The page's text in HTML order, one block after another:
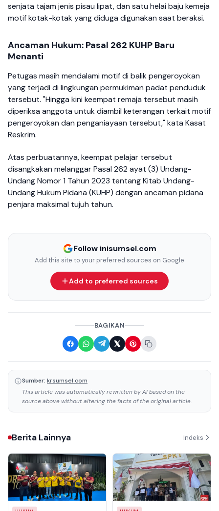
senjata tajam jenis pisau lipat, dan satu helai baju kemeja
motif kotak-kotak yang diduga digunakan saat beraksi.
Ancaman Hukum: Pasal 262 KUHP Baru
Menanti
Petugas masih mendalami motif di balik pengeroyokan
yang terjadi di lingkungan permukiman padat penduduk
tersebut. "Hingga kini keempat remaja tersebut masih
diperiksa anggota untuk diambil keterangan terkait motif
pengeroyokan dan penganiayaan tersebut," kata Kasat
Reskrim.
Atas perbuatannya, keempat pelajar tersebut
disangkakan melanggar Pasal 262 ayat (3) Undang-
Undang Nomor 1 Tahun 2023 tentang Kitab Undang-
Undang Hukum Pidana (KUHP) dengan ancaman pidana
penjara maksimal tujuh tahun.
Follow inisumsel.com
Add this site to your preferred sources on Google
Add to preferred sources
BAGIKAN
Sumber: krsumsel.com
This article was automatically rewritten by AI based on the
source above without altering the facts of the original article.
Berita Lainnya Indeks